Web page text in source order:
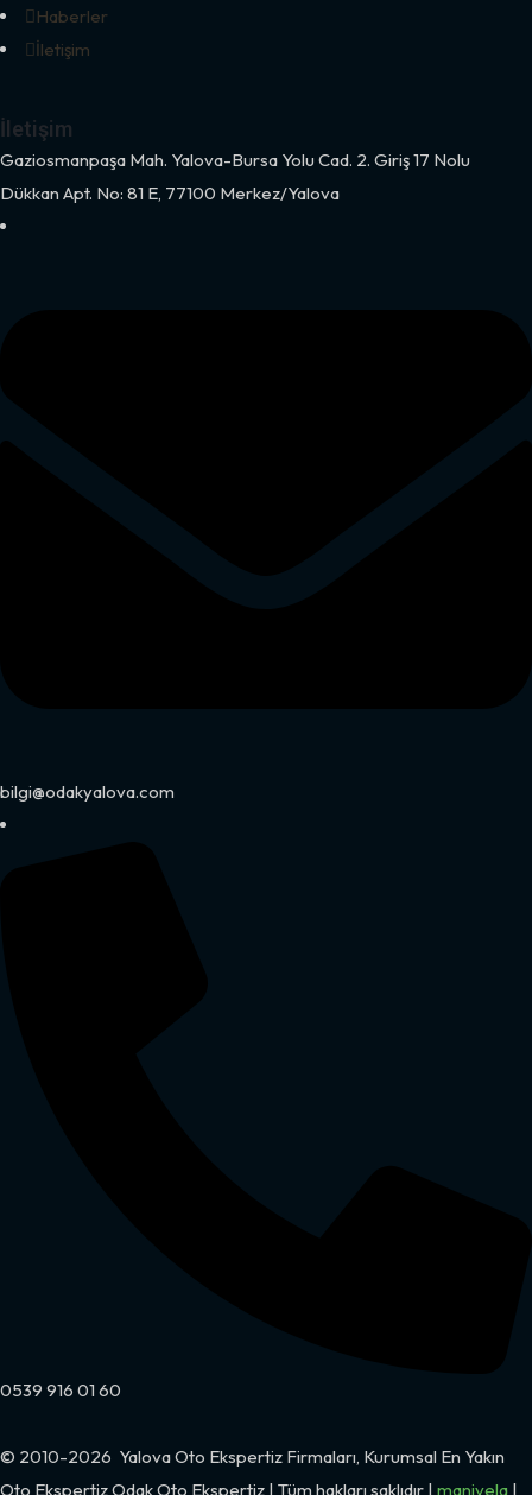
Haberler
İletişim
İletişim
Gaziosmanpaşa Mah. Yalova-Bursa Yolu Cad. 2. Giriş 17 Nolu
Dükkan Apt. No: 81 E, 77100 Merkez/Yalova
bilgi@odakyalova.com
0539 916 01 60
© 2010-2026 Yalova Oto Ekspertiz Firmaları, Kurumsal En Yakın
Oto Ekspertiz Odak Oto Ekspertiz | Tüm hakları saklıdır | manivela |